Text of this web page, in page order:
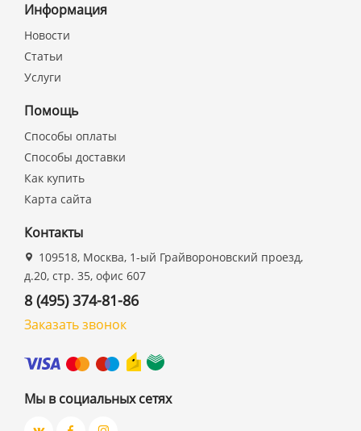
Информация
Новости
Статьи
Услуги
Помощь
Способы оплаты
Способы доставки
Как купить
Карта сайта
Контакты
109518, Москва, 1-ый Грайвороновский проезд,
д.20, стр. 35, офис 607
8 (495) 374-81-86
Заказать звонок
Мы в социальных сетях